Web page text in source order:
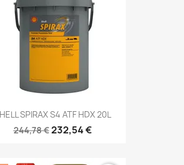
SPIRAX S4 ATF HDX 20L
244,78 €232,54 €